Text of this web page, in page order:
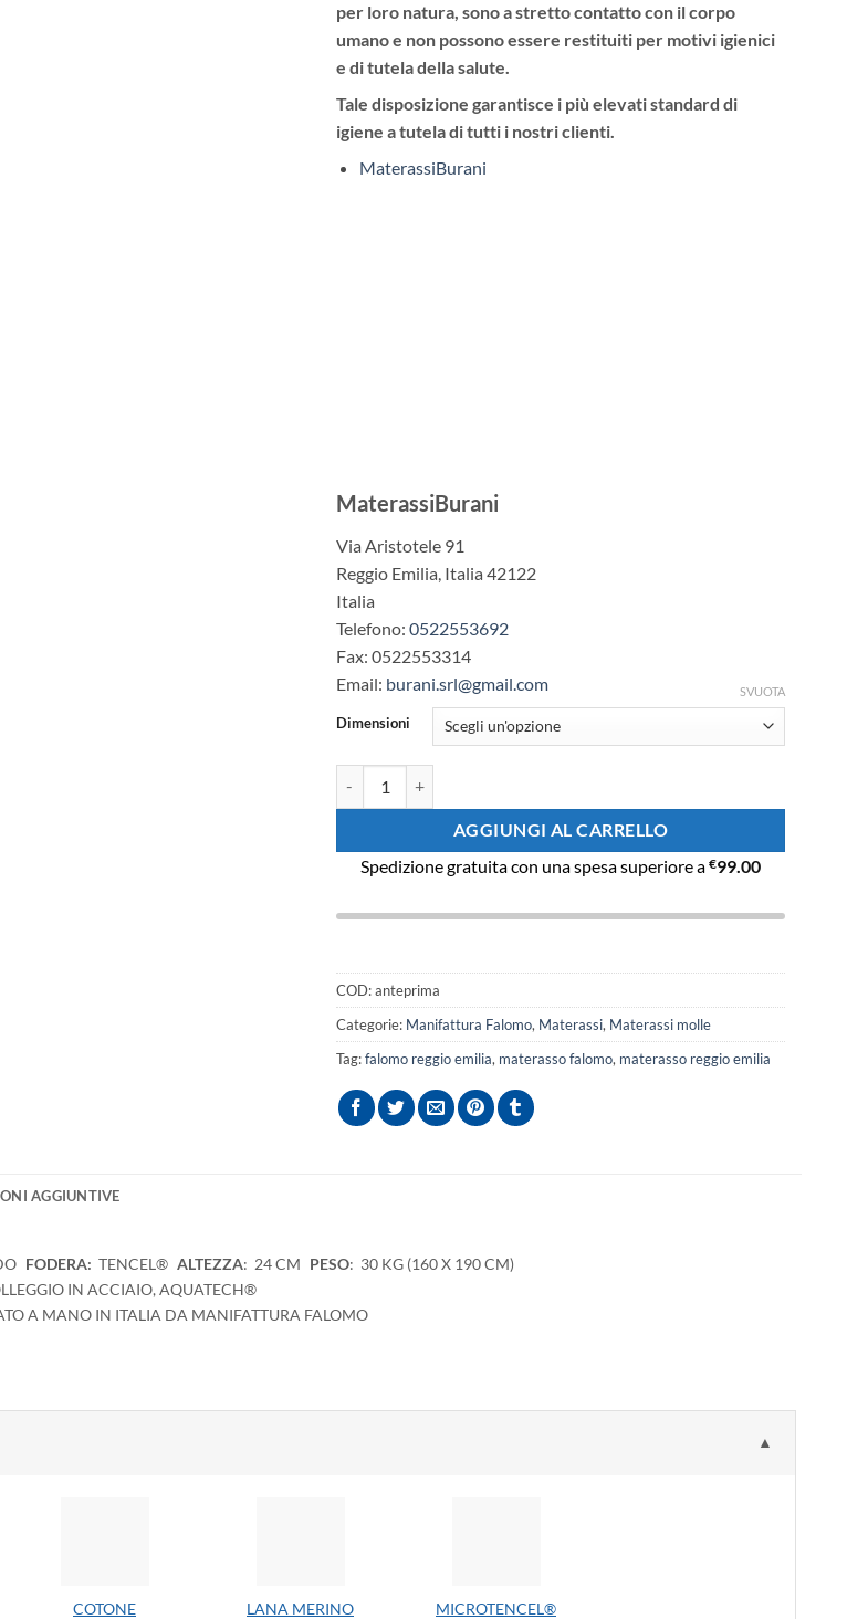
per loro natura, sono a stretto contatto con il corpo
umano e non possono essere restituiti per motivi igienici
e di tutela della salute.
Tale disposizione garantisce i più elevati standard di
igiene a tutela di tutti i nostri clienti.
MaterassiBurani
MaterassiBurani
Via Aristotele 91
Reggio Emilia Italia 42122
Italia
Telefono: 0522553692
Fax: 0522553314
Email: burani.srl@gmail.com
Dimensioni
SVUOTA
AGGIUNGI AL CARRELLO
Spedizione gratuita con una spesa superiore a €99.00
COD:anteprima
Categorie: Manifattura Falomo, Materassi, Materassi molle
Tag:falomo reggio emilia, materasso falomo, materasso reggio emilia
AGGIUNTIVE
FODERA: TENCEL® ALTEZZA: 24 CM PESO: 30 KG (160 X 190 CM)
IN ACCIAIO, AQUATECH®
A MANO IN ITALIA DA MANIFATTURA FALOMO
▲
COTONE LANA MERINO MICROTENCEL®